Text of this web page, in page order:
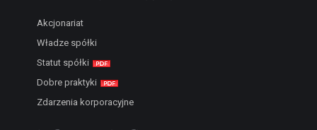
Akcjonariat
Władze spółki
Statut spółki
Dobre praktyki
Zdarzenia korporacyjne